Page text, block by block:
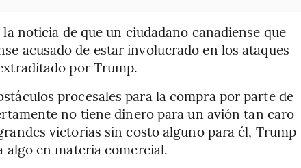
noticia de que un ciudadano canadiense que
acusado de estar involucrado en los ataques
por Trump.
procesales para la compra por parte de
no tiene dinero para un avión tan caro
victorias sin costo alguno para él, Trump
algo en materia comercial.